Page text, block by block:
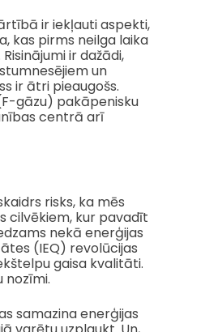
ir iekļauti aspekti,
kas pirms neilga laika
ir dažādi,
un
ir ātri pieaugošs.
gāzu) pakāpenisku
centrā arī
risks, ka mēs
cilvēkiem, kur pavadīt
nekā enerģijas
(IEQ) revolūcijas
gaisa kvalitāti.
samazina enerģijas